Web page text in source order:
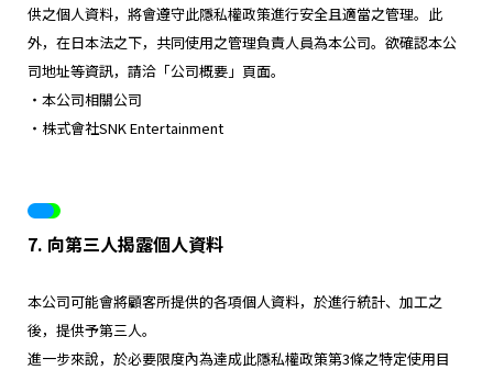
供之個人資料，將會遵守此隱私權政策進行安全且適當之管理。此
外，在日本法之下，共同使用之管理負責人員為本公司。欲確認本公
司地址等資訊，請洽「公司概要」頁面。
・本公司相關公司
・株式會社SNK Entertainment
7. 向第三人揭露個人資料
本公司可能會將顧客所提供的各項個人資料，於進行統計、加工之
後，提供予第三人。
進一步來說，於必要限度內為達成此隱私權政策第3條之特定使用目